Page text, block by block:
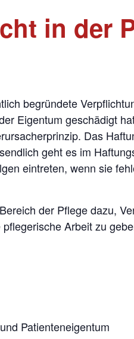
in der
begründete
Eigentum geschädigt
Das
geht es im
eintreten, wenn sie
der Pflege dazu,
Arbeit zu
Patienteneigentum